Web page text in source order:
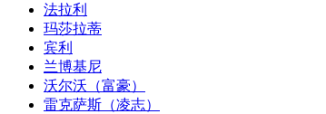
法拉利
玛莎拉蒂
宾利
兰博基尼
沃尔沃（富豪）
雷克萨斯（凌志）